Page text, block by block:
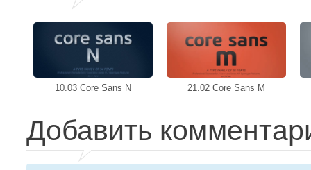
10.03 Core Sans N 21.02 Core Sans M
Добавить